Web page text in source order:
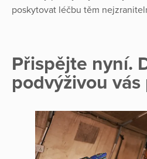
poskytovat léčbu těm
Přispějte nyní.
podvýživou